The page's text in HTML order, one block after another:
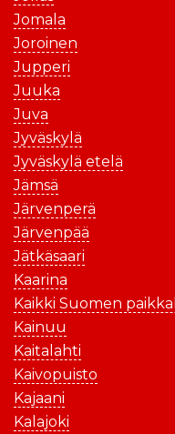
Jomala
Joroinen
Jupperi
Juuka
Juva
Jyväskylä
Jyväskylä etelä
Jämsä
Järvenperä
Järvenpää
Jätkäsaari
Kaarina
Kaikki Suomen
Kainuu
Kaitalahti
Kaivopuisto
Kajaani
Kalajoki